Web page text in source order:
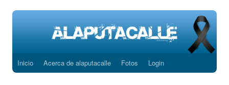
Saltar
Inicio Acerca de alaputacalle Fotos Login